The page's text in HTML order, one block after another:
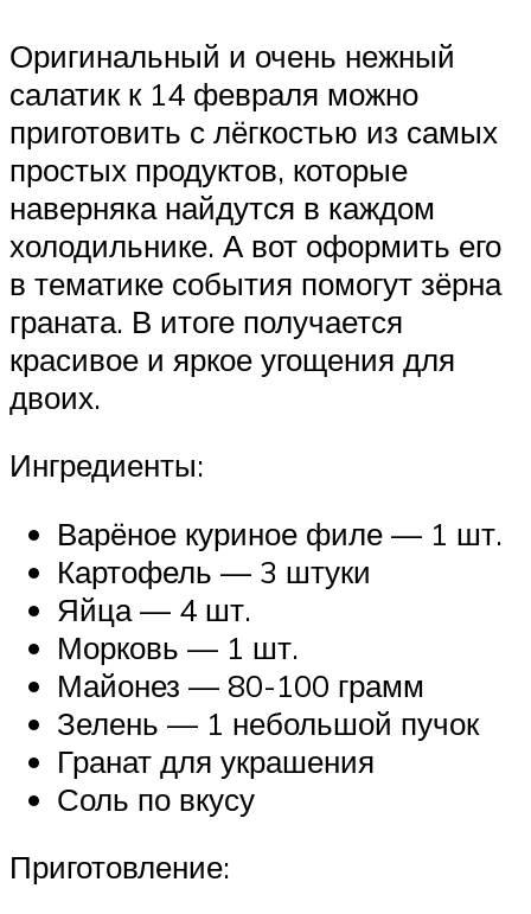
Оригинальный и очень нежный
салатик к 14 февраля можно
приготовить с лёгкостью из самых
простых продуктов, которые
наверняка найдутся в каждом
холодильнике. А вот оформить его
в тематике события помогут зёрна
граната. В итоге получается
красивое и яркое угощения для
двоих.
Ингредиенты:
Варёное куриное филе — 1 шт.
Картофель — 3 штуки
Яйца — 4 шт.
Морковь — 1 шт.
Майонез — 80-100 грамм
Зелень — 1 небольшой пучок
Гранат для украшения
Соль по вкусу
Приготовление: